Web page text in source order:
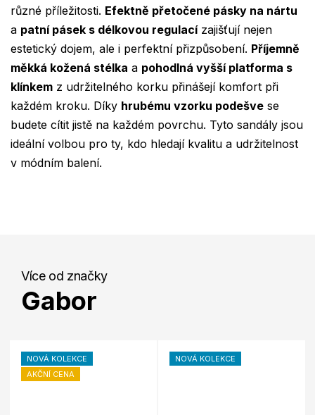
různé příležitosti. Efektně přetočené pásky na nártu
a patní pásek s délkovou regulacízajišťují nejen
estetický dojem, ale i perfektní přizpůsobení. Příjemně
měkká kožená stélka a pohodlná vyšší platforma s
klínkem z udržitelného korku přinášejí komfort při
každém kroku. Díky hrubému vzorku podešve se
budete cítit jistě na každém povrchu. Tyto sandály jsou
ideální volbou pro ty, kdo hledají kvalitu a udržitelnost
v módním balení.
Více od značky
Gabor
NOVÁ KOLEKCE
AKČNÍ CENA
NOVÁ KOLEKCE